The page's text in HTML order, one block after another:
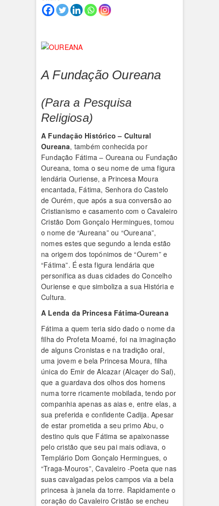
A Fundação Oureana
(Para a Pesquisa
Religiosa)
A Fundação Histórico – Cultural
Oureana, também conhecida por
Fundação Fátima – Oureana ou Fundação
Oureana, toma o seu nome de uma figura
lendária Ouriense, a Princesa Moura
encantada, Fátima, Senhora do Castelo
de Ourém, que após a sua conversão ao
Cristianismo e casamento com o Cavaleiro
Cristão Dom Gonçalo Hermingues, tomou
o nome de “Aureana” ou “Oureana”,
nomes estes que segundo a lenda estão
na origem dos topónimos de “Ourem” e
“Fátima”. É esta figura lendária que
personifica as duas cidades do Concelho
Ouriense e que simboliza a sua História e
Cultura.
A Lenda da Princesa Fátima-Oureana
Fátima a quem teria sido dado o nome da
filha do Profeta Moamé, foi na imaginação
de alguns Cronistas e na tradição oral,
uma jovem e bela Princesa Moura, filha
única do Emir de Alcazar (Alcaçer do Sal),
que a guardava dos olhos dos homens
numa torre ricamente mobilada, tendo por
companhia apenas as aias e, entre elas, a
sua preferida e confidente Cadija. Apesar
de estar prometida a seu primo Abu, o
destino quis que Fátima se apaixonasse
pelo cristão que seu pai mais odiava, o
Templário Dom Gonçalo Hermingues, o
“Traga-Mouros”, Cavaleiro -Poeta que nas
suas cavalgadas pelos campos via a bela
princesa à janela da torre. Rapidamente o
coração do Cavaleiro Cristão se encheu